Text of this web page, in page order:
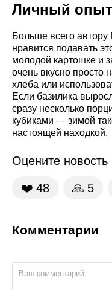
Личный опыт
Больше всего
нравится подавать
молодой картошке и
очень вкусно просто
хлеба или
Если базилика
сразу несколько
кубиками — зимой
настоящей находкой.
Оцените новость
❤️ 48 🙏 5
Комментарии